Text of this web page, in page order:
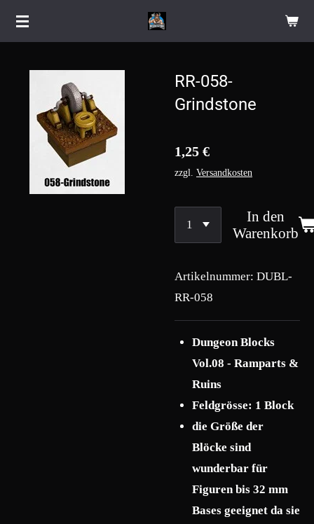
Zum
RR-058-
Grindstone
1,25 €
zzgl. Versandkosten
In den
Warenkorb
Artikelnummer: DUBL-
RR-058
Dungeon Blocks
Vol.08 - Ramparts &
Ruins
Feldgrösse: 1 Block
die Größe der
Blöcke sind
wunderbar für
Figuren bis 32 mm
Bases geeignet da sie